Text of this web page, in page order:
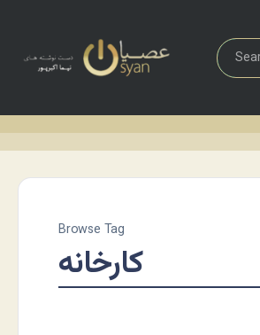
Browse Tag
کارخانه